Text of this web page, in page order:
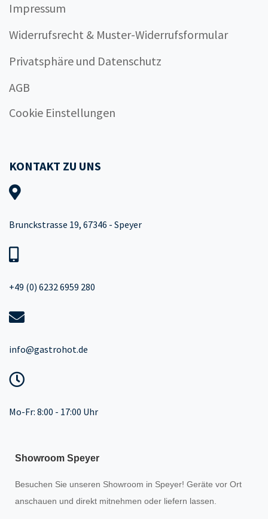
Impressum
Widerrufsrecht & Muster-Widerrufsformular
Privatsphäre und Datenschutz
AGB
Cookie Einstellungen
KONTAKT ZU UNS
Brunckstrasse 19, 67346 - Speyer
+49 (0) 6232 6959 280
info@gastrohot.de
Mo-Fr: 8:00 - 17:00 Uhr
Showroom Speyer
Besuchen Sie unseren Showroom in Speyer! Geräte vor Ort
anschauen und direkt mitnehmen oder liefern lassen.